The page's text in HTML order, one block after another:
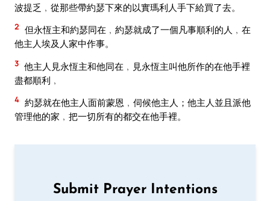
波提乏﹐從那些帶約瑟下來的以實瑪利人手下給買了去。
2 但永恆主和約瑟同在﹐約瑟就成了一個凡事順利的人﹐在
他主人埃及人家中作事。
3 他主人見永恆主和他同在﹐見永恆主叫他所作的在他手裡
盡都順利﹐
4 約瑟就在他主人面前蒙恩﹐伺候他主人；他主人並且派他
管理他的家﹐把一切所有的都交在他手裡。
Submit Prayer Intentions